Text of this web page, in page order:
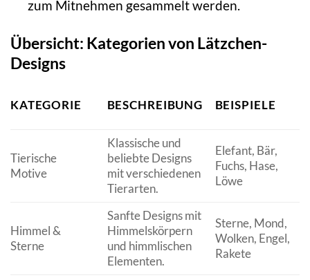
zum Mitnehmen gesammelt werden.
Übersicht: Kategorien von Lätzchen-
Designs
KATEGORIE BESCHREIBUNG BEISPIELE
Tierische
Motive
Klassische und
beliebte Designs
mit verschiedenen
Tierarten.
Elefant, Bär,
Fuchs, Hase,
Löwe
Himmel &
Sterne
Sanfte Designs mit
Himmelskörpern
und himmlischen
Elementen.
Sterne, Mond,
Wolken, Engel,
Rakete